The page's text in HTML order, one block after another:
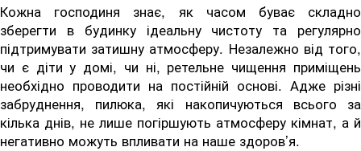
Кожна господиня знає, як часом буває складно
зберегти в будинку ідеальну чистоту та регулярно
підтримувати затишну атмосферу. Незалежно від того,
чи є діти у домі, чи ні, ретельне чищення приміщень
необхідно проводити на постійній основі. Адже різні
забруднення, пилюка, які накопичуються всього за
кілька днів, не лише погіршують атмосферу кімнат, а й
негативно можуть впливати на наше здоров’я.